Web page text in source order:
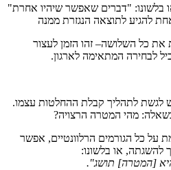
בלשונו: "דברים שאפשר שיהיו אחרת"
להגיע לתוצאה הנגזרת ממנה
את כל השלושה– זהו הזמן לעצור
לבחירה המתאימה לארגון.
לגשת לתהליך קבלת ההחלטות עצמו.
מהי המטרה הרצויה?
כל הגורמים הרלוונטיים, אפשר
או בלשונו:
היא [המטרה] תושג".